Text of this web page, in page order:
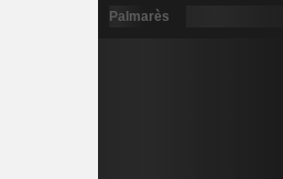
Palmarès